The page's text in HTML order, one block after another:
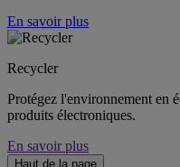
En savoir plus
Recycler
Protégez l'environnement en
produits électroniques.
En savoir plus
Haut de la page